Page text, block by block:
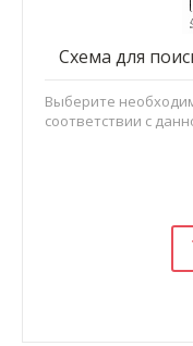
Схема для
Выберите
соответствии с